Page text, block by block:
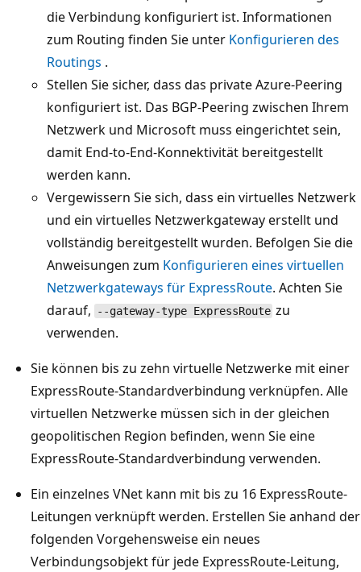
die Verbindung konfiguriert ist. Informationen
zum Routing finden Sie unter Konfigurieren des
Routings .
Stellen Sie sicher, dass das private Azure-Peering
konfiguriert ist. Das BGP-Peering zwischen Ihrem
Netzwerk und Microsoft muss eingerichtet sein,
damit End-to-End-Konnektivität bereitgestellt
werden kann.
Vergewissern Sie sich, dass ein virtuelles Netzwerk
und ein virtuelles Netzwerkgateway erstellt und
vollständig bereitgestellt wurden. Befolgen Sie die
Anweisungen zum Konfigurieren eines virtuellen
Netzwerkgateways für ExpressRoute. Achten Sie
darauf,
--gateway-type ExpressRoute zu
verwenden.
Sie können bis zu zehn virtuelle Netzwerke mit einer
ExpressRoute-Standardverbindung verknüpfen. Alle
virtuellen Netzwerke müssen sich in der gleichen
geopolitischen Region befinden, wenn Sie eine
ExpressRoute-Standardverbindung verwenden.
Ein einzelnes VNet kann mit bis zu 16 ExpressRoute-
Leitungen verknüpft werden. Erstellen Sie anhand der
folgenden Vorgehensweise ein neues
Verbindungsobjekt für jede ExpressRoute-Leitung,